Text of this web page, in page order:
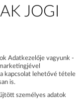
JOGI
Adatkezelője vagyunk -
kapcsolat lehetővé tétele
is.
személyes adatok